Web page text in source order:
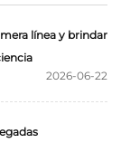
línea y brindar
2026-06-22